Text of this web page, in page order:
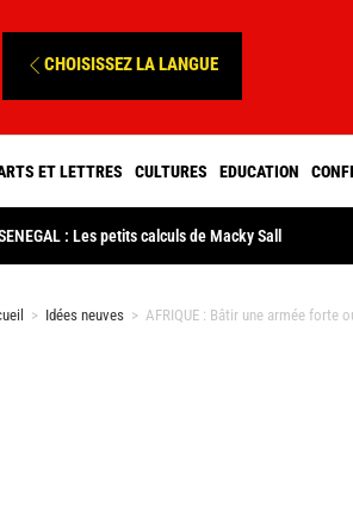
CHOISISSEZ LA LANGUE
ET LETTRES CULTURES EDUCATION
: Les petits calculs de Macky Sall
> Idées neuves > AFRIQUE : Bâtir une armée forte